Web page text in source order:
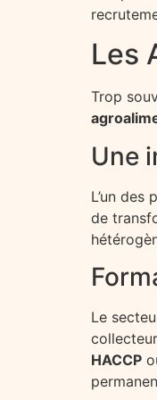
Les
Trop
Une
L’un
de
Le
HACCP